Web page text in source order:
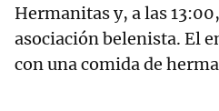
Hermanitas y, a las
asociación belenista. El
con una comida de